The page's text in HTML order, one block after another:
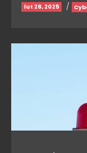
lut 28, 2025 /